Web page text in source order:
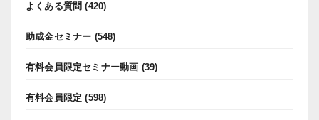
よくある質問 (420)
助成金セミナー (548)
有料会員限定セミナー動画 (39)
有料会員限定 (598)